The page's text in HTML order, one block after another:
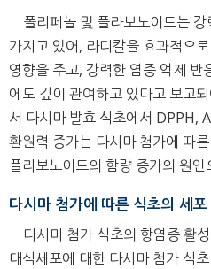
폴리페놀 및 플라보노이드는
가지고 있어, 라디칼을 효과적으
영향을 주고, 강력한 염증 억제 반
에도 깊이 관여하고 있다고 보고
서 다시마 발효 식초에서 DPPH,
환원력 증가는 다시마 첨가에 따
플라보노이드의 함량 증가의 원인
다시마 첨가에 따른 식초의 세
다시마 첨가 식초의 항염증 활
대식세포에 대한 다시마 첨가 식